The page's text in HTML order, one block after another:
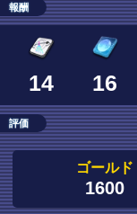
報酬
14 16
評価
ゴールド
1600